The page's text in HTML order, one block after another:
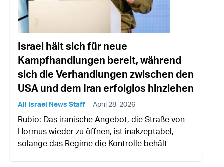
Israel hält sich für neue
Kampfhandlungen bereit, während
sich die Verhandlungen zwischen den
USA und dem Iran erfolglos hinziehen
All Israel News Staff April 28, 2026
Rubio: Das iranische Angebot, die Straße von
Hormus wieder zu öffnen, ist inakzeptabel,
solange das Regime die Kontrolle behält